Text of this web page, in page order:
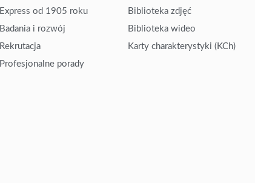
Express od 1905 roku
Badania i rozwój
Rekrutacja
Profesjonalne porady
Biblioteka zdjęć
Biblioteka wideo
Karty charakterystyki (KCh)